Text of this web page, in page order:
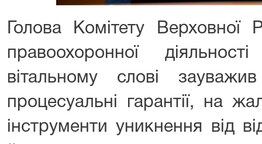
Голова Комітету
правоохоронної
вітальному слові
процесуальні гарантії, на
інструменти уникнення від